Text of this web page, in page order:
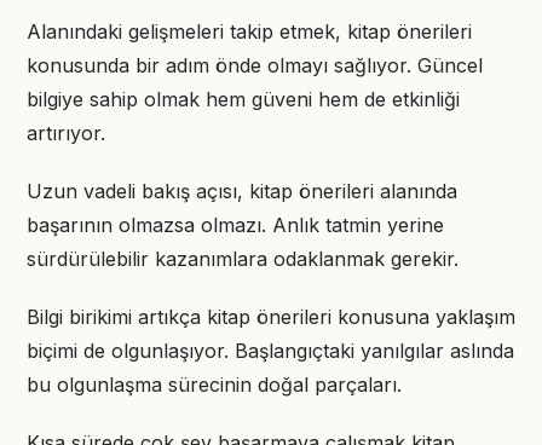
Alanındaki gelişmeleri takip etmek, kitap önerileri
konusunda bir adım önde olmayı sağlıyor. Güncel
bilgiye sahip olmak hem güveni hem de etkinliği
artırıyor.
Uzun vadeli bakış açısı, kitap önerileri alanında
başarının olmazsa olmazı. Anlık tatmin yerine
sürdürülebilir kazanımlara odaklanmak gerekir.
Bilgi birikimi artıkça kitap önerileri konusuna yaklaşım
biçimi de olgunlaşıyor. Başlangıçtaki yanılgılar aslında
bu olgunlaşma sürecinin doğal parçaları.